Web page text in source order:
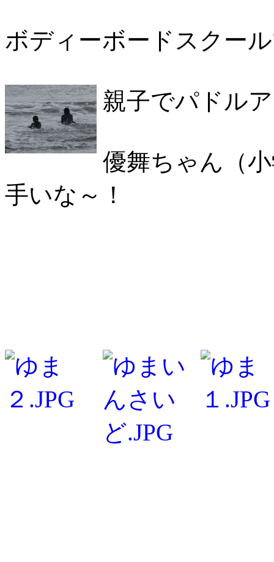
ボディーボードスクー
親子でパドル
優舞ちゃん（
手いな～！